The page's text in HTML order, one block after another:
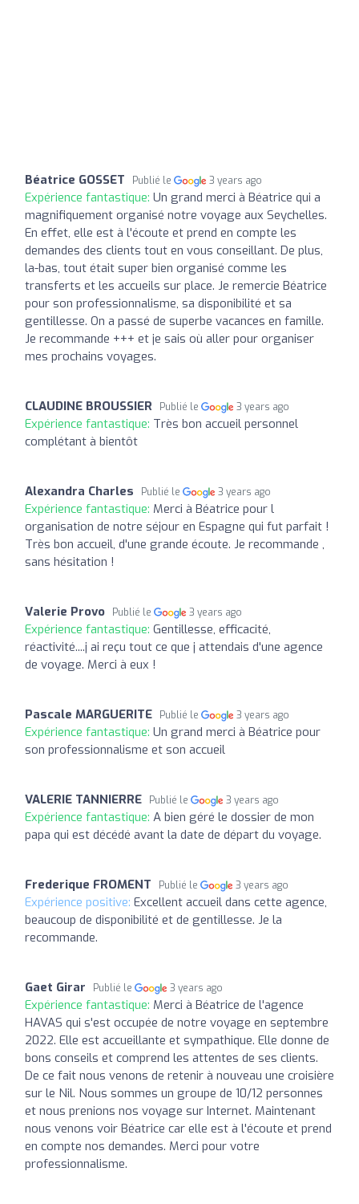
Béatrice GOSSET Publié le 3 years ago
Expérience fantastique: Un grand merci à Béatrice qui a
magnifiquement organisé notre voyage aux Seychelles.
En effet, elle est à l'écoute et prend en compte les
demandes des clients tout en vous conseillant. De plus,
la-bas, tout était super bien organisé comme les
transferts et les accueils sur place. Je remercie Béatrice
pour son professionnalisme, sa disponibilité et sa
gentillesse. On a passé de superbe vacances en famille.
Je recommande +++ et je sais où aller pour organiser
mes prochains voyages.
CLAUDINE BROUSSIER Publié le 3 years ago
Expérience fantastique: Très bon accueil personnel
complétant à bientôt
Alexandra Charles Publié le 3 years ago
Expérience fantastique: Merci à Béatrice pour l
organisation de notre séjour en Espagne qui fut parfait !
Très bon accueil, d'une grande écoute. Je recommande ,
sans hésitation !
Valerie Provo Publié le 3 years ago
Expérience fantastique: Gentillesse, efficacité,
réactivité....j ai reçu tout ce que j attendais d'une agence
de voyage. Merci à eux !
Pascale MARGUERITE Publié le 3 years ago
Expérience fantastique: Un grand merci à Béatrice pour
son professionnalisme et son accueil
VALERIE TANNIERRE Publié le 3 years ago
Expérience fantastique: A bien géré le dossier de mon
papa qui est décédé avant la date de départ du voyage.
Frederique FROMENT Publié le 3 years ago
Expérience positive: Excellent accueil dans cette agence,
beaucoup de disponibilité et de gentillesse. Je la
recommande.
Gaet Girar Publié le 3 years ago
Expérience fantastique: Merci à Béatrice de l'agence
HAVAS qui s'est occupée de notre voyage en septembre
2022. Elle est accueillante et sympathique. Elle donne de
bons conseils et comprend les attentes de ses clients.
De ce fait nous venons de retenir à nouveau une croisière
sur le Nil. Nous sommes un groupe de 10/12 personnes
et nous prenions nos voyage sur Internet. Maintenant
nous venons voir Béatrice car elle est à l'écoute et prend
en compte nos demandes. Merci pour votre
professionnalisme.